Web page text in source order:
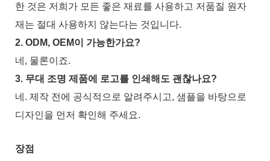
한 것은 저희가 모든 좋은 재료를 사용하고 저품질 원자
재는 절대 사용하지 않는다는 것입니다.
2. ODM, OEM이 가능한가요?
네, 물론이죠.
3. 무대 조명 제품에 로고를 인쇄해도 괜찮나요?
네. 제작 전에 공식적으로 알려주시고, 샘플을 바탕으로
디자인을 먼저 확인해 주세요.
장점